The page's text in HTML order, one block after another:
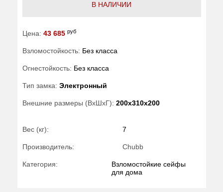
В НАЛИЧИИ
Цена: 43 685 руб
Взломостойкость: Без класса
Огнестойкость: Без класса
Тип замка: Электронный
Внешние размеры (ВхШхГ): 200x310x200
Вес (кг): 7
Производитель: Chubb
Категория:
Взломостойкие сейфы
для дома